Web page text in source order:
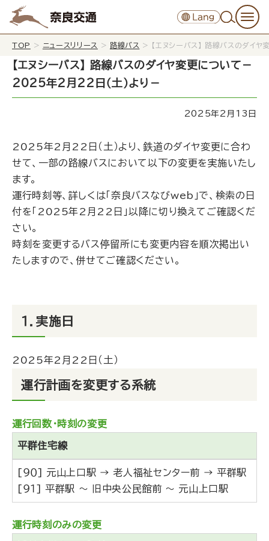
TOP > ニュースリリース > 路線バス > 【エヌシーバス】 路線バスのダイ
【エヌシーバス】 路線バスのダイヤ変更について－
2025年2月22日（土）より－
2025年2月13日
2025年2月22日（土）より、鉄道のダイヤ変更に合わ
せて、一部の路線バスにおいて以下の変更を実施いたし
ます。
運行時刻等、詳しくは「奈良バスなびweb 」で、検索の日
付を「2025年2月22日」以降に切り換えてご確認くだ
さい。
時刻を変更するバス停留所にも変更内容を順次掲出い
たしますので、併せてご確認ください。
１．実施日
2025年2月22日（土）
運行計画を変更する系統
運行回数・時刻の変更
平群住宅線
[９０] 元山上口駅 → 老人福祉センター前 → 平群駅
[９１] 平群駅 ～ 旧中央公民館前 ～ 元山上口駅
運行時刻のみの変更